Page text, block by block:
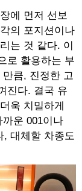
에 먼저 선보
의 포지션이나
는 것 같다. 이
로 활용하는 부
큼, 진정한 고
진다. 결국 유
욱 치밀하게
운 001이나
, 대체할 차종도